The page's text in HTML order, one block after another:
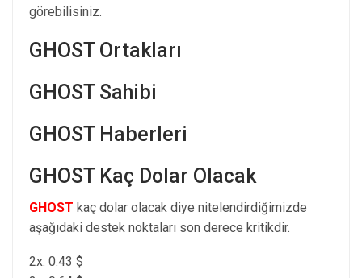
görebilisiniz.
GHOST Ortakları
GHOST Sahibi
GHOST Haberleri
GHOST Kaç Dolar Olacak
GHOST kaç dolar olacak diye nitelendirdiğimizde
aşağıdaki destek noktaları son derece kritikdir.
2x: 0.43 $